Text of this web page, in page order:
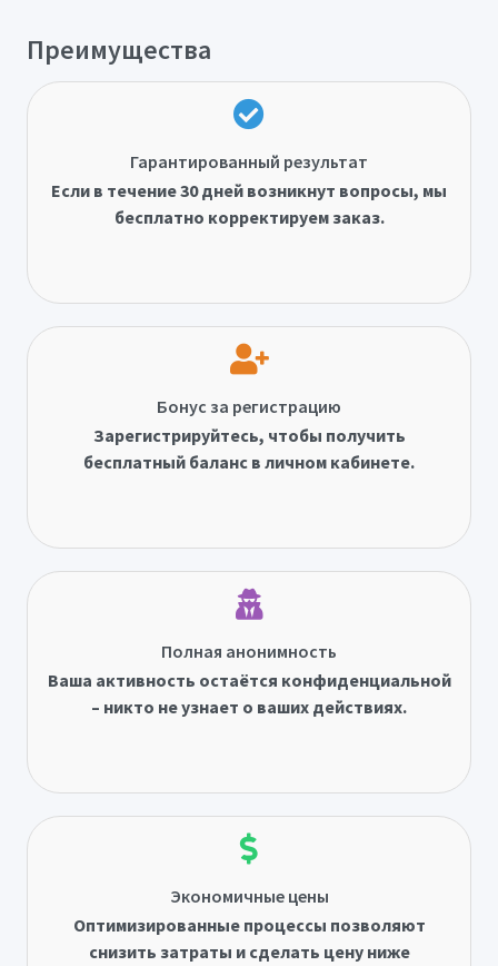
Преимущества
Гарантированный результат
Если в течение 30 дней возникнут вопросы, мы
бесплатно корректируем заказ.
Бонус за регистрацию
Зарегистрируйтесь, чтобы получить
бесплатный баланс в личном кабинете.
Полная анонимность
Ваша активность остаётся конфиденциальной
– никто не узнает о ваших действиях.
Экономичные цены
Оптимизированные процессы позволяют
снизить затраты и сделать цену ниже